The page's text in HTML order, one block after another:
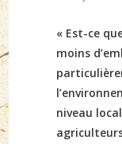
« Est-ce
moins
niveau